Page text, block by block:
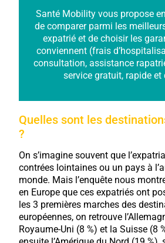
Santé Mobility vous propose
de comparer parmi les
expatrié et de choisir les
conviennent (frais
consultation, assistance
service gratuit, rapide et
Quelles sont les
?
On s’imagine souvent que
contrées lointaines ou un pays à
monde. Mais l’enquête nous
en Europe que ces expatriés ont
les 3 premières marches des
européennes, on retrouve
Royaume-Uni (8 %) et la Suisse (8